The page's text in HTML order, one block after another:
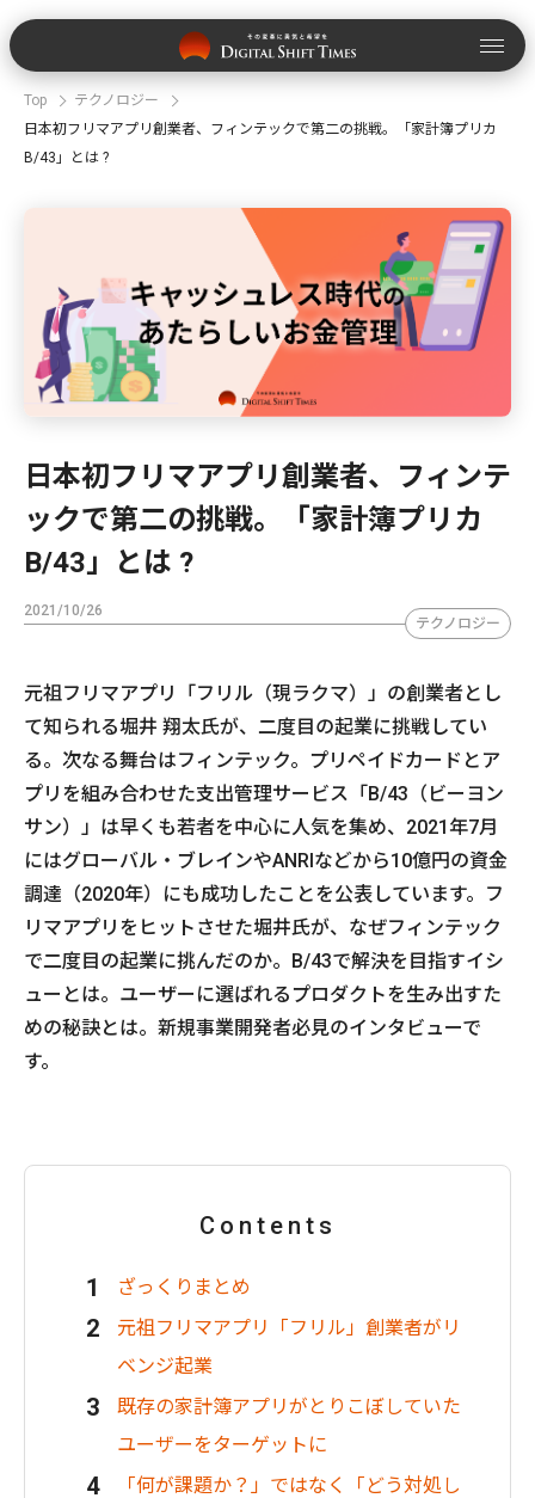
Top
テクノロジー
日本初フリマアプリ創業者、フィンテックで第二の挑戦。「家計簿プリカ
B/43」とは ?
日本初フリマアプリ創業者、フィンテ
ックで第二の挑戦。「家計簿プリカ
B/43」とは ?
2021/10/26
テクノロジー
元祖フリマアプリ「フリル（現ラクマ）」の創業者とし
て知られる堀井 翔太氏が、二度目の起業に挑戦してい
る。次なる舞台はフィンテック。プリペイドカードとア
プリを組み合わせた支出管理サービス「B/43（ビーヨン
サン）」は早くも若者を中心に人気を集め、2021年7月
にはグローバル・ブレインやANRIなどから10億円の資金
調達（2020年）にも成功したことを公表しています。フ
リマアプリをヒットさせた堀井氏が、なぜフィンテック
で二度目の起業に挑んだのか。B/43で解決を目指すイシ
ューとは。ユーザーに選ばれるプロダクトを生み出すた
めの秘訣とは。新規事業開発者必見のインタビューで
す。
Contents
ざっくりまとめ
元祖フリマアプリ「フリル」創業者がリ
ベンジ起業
既存の家計簿アプリがとりこぼしていた
ユーザーをターゲットに
「何が課題か？」ではなく「どう対処し